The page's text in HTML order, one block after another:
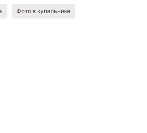
Фото в купальнике